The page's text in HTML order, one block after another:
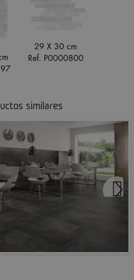
29 X 30 cm
Ref. P0000800
similares